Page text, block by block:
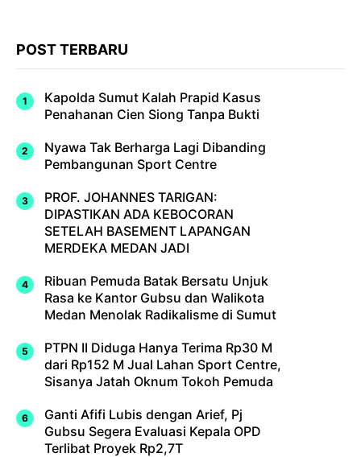
POST TERBARU
Kapolda Sumut Kalah Prapid Kasus
Penahanan Cien Siong Tanpa Bukti
Nyawa Tak Berharga Lagi Dibanding
Pembangunan Sport Centre
PROF. JOHANNES TARIGAN:
DIPASTIKAN ADA KEBOCORAN
SETELAH BASEMENT LAPANGAN
MERDEKA MEDAN JADI
Ribuan Pemuda Batak Bersatu Unjuk
Rasa ke Kantor Gubsu dan Walikota
Medan Menolak Radikalisme di Sumut
PTPN II Diduga Hanya Terima Rp30 M
dari Rp152 M Jual Lahan Sport Centre,
Sisanya Jatah Oknum Tokoh Pemuda
Ganti Afifi Lubis dengan Arief, Pj
Gubsu Segera Evaluasi Kepala OPD
Terlibat Proyek Rp2,7T